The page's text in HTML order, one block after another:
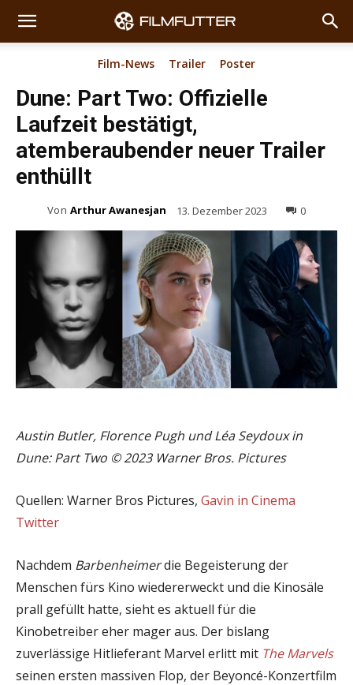
Film-News Trailer Poster
Dune: Part Two: Offizielle
Laufzeit bestätigt,
atemberaubender neuer Trailer
enthüllt
Von Arthur Awanesjan 13. Dezember 2023 0
Austin Butler, Florence Pugh und Léa Seydoux in
Dune: Part Two © 2023 Warner Bros. Pictures
Quellen: Warner Bros Pictures, Gavin in Cinema
Twitter
Nachdem Barbenheimerdie Begeisterung der
Menschen fürs Kino wiedererweckt und die Kinosäle
prall gefüllt hatte, sieht es aktuell für die
Kinobetreiber eher mager aus. Der bislang
zuverlässige Hitlieferant Marvel erlitt mit The Marvels
seinen ersten massiven Flop, der Beyoncé-Konzertfilm